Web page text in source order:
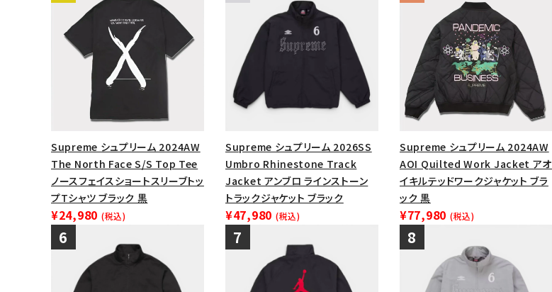
Supreme シュプリーム 2024AW
The North Face S/S Top Tee
ノースフェイスショートスリーブトッ
プTシャツ ブラック 黒
¥24,980 (税込)
Supreme シュプリーム 2026SS
Umbro Rhinestone Track
Jacket アンブロ ラインストーン
トラックジャケット ブラック
¥47,980 (税込)
Supreme シュプリーム 2024AW
AOI Quilted Work Jacket アオ
イキルテッドワークジャケット ブラ
ック 黒
¥77,980 (税込)